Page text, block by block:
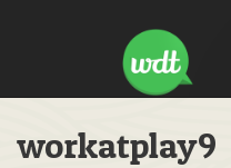
workatplay9